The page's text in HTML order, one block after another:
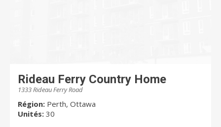
Rideau Ferry Country Home
1333 Rideau Ferry Road
Région: Perth, Ottawa
Unités: 30